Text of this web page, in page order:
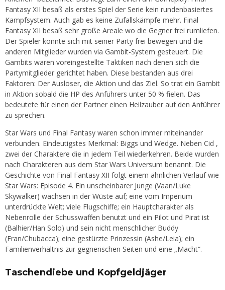
Fantasy XII besaß als erstes Spiel der Serie kein rundenbasiertes
Kampfsystem. Auch gab es keine Zufallskämpfe mehr. Final
Fantasy XII besaß sehr große Areale wo die Gegner frei rumliefen.
Der Spieler konnte sich mit seiner Party frei bewegen und die
anderen Mitglieder wurden via Gambit-System gesteuert. Die
Gambits waren voreingestellte Taktiken nach denen sich die
Partymitglieder gerichtet haben. Diese bestanden aus drei
Faktoren: Der Auslöser, die Aktion und das Ziel. So trat ein Gambit
in Aktion sobald die HP des Anführers unter 50 % fielen. Das
bedeutete für einen der Partner einen Heilzauber auf den Anführer
zu sprechen.
Star Wars und Final Fantasy waren schon immer miteinander
verbunden. Eindeutigstes Merkmal: Biggs und Wedge. Neben Cid ,
zwei der Charaktere die in jedem Teil wiederkehren. Beide wurden
nach Charakteren aus dem Star Wars Universum benannt. Die
Geschichte von Final Fantasy XII folgt einem ähnlichen Verlauf wie
Star Wars: Episode 4. Ein unscheinbarer Junge (Vaan/Luke
Skywalker) wachsen in der Wüste auf; eine vom Imperium
unterdrückte Welt; viele Flugschiffe; ein Hauptcharakter als
Nebenrolle der Schusswaffen benutzt und ein Pilot und Pirat ist
(Balhier/Han Solo) und sein nicht menschlicher Buddy
(Fran/Chubacca); eine gestürzte Prinzessin (Ashe/Leia); ein
Familienverhältnis zur gegnerischen Seiten und eine „Macht“.
Taschendiebe und Kopfgeldjäger